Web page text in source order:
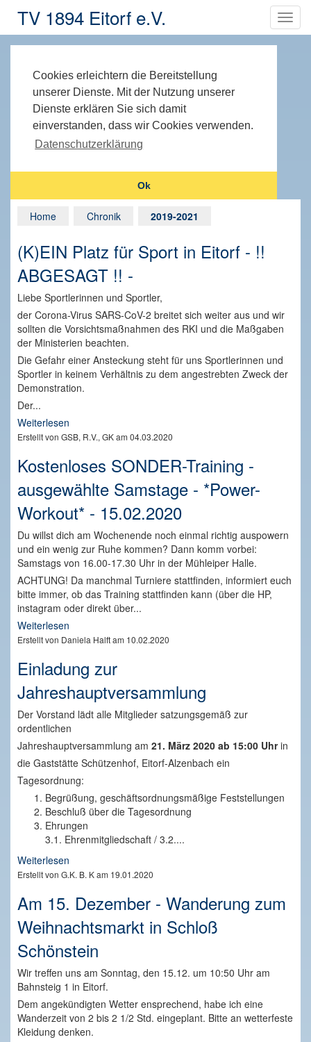
TV 1894 Eitorf e.V.
Cookies erleichtern die Bereitstellung
unserer Dienste. Mit der Nutzung unserer
Dienste erklären Sie sich damit
einverstanden, dass wir Cookies verwenden.
Datenschutzerklärung
Ok
Home Chronik 2019-2021
(K)EIN Platz für Sport in Eitorf - !!
ABGESAGT !! -
Liebe Sportlerinnen und Sportler,
der Corona-Virus SARS-CoV-2 breitet sich weiter aus und wir
sollten die Vorsichtsmaßnahmen des RKI und die Maßgaben
der Ministerien beachten.
Die Gefahr einer Ansteckung steht für uns Sportlerinnen und
Sportler in keinem Verhältnis zu dem angestrebten Zweck der
Demonstration.
Der...
Weiterlesen
Erstellt von GSB, R.V., GK am 04.03.2020
Kostenloses SONDER-Training -
ausgewählte Samstage - *Power-
Workout* - 15.02.2020
Du willst dich am Wochenende noch einmal richtig auspowern
und ein wenig zur Ruhe kommen? Dann komm vorbei:
Samstags von 16.00-17.30 Uhr in der Mühleiper Halle.
ACHTUNG! Da manchmal Turniere stattfinden, informiert euch
bitte immer, ob das Training stattfinden kann (über die HP,
instagram oder direkt über...
Weiterlesen
Erstellt von Daniela Halft am 10.02.2020
Einladung zur
Jahreshauptversammlung
Der Vorstand lädt alle Mitglieder satzungsgemäß zur
ordentlichen
Jahreshauptversammlung am 21. März 2020 ab 15:00 Uhrin
die Gaststätte Schützenhof, Eitorf-Alzenbach ein
Tagesordnung:
Begrüßung, geschäftsordnungsmäßige Feststellungen
Beschluß über die Tagesordnung
Ehrungen
3.1. Ehrenmitgliedschaft / 3.2....
Weiterlesen
Erstellt von G.K. B. K am 19.01.2020
Am 15. Dezember - Wanderung zum
Weihnachtsmarkt in Schloß
Schönstein
Wir treffen uns am Sonntag, den 15.12. um 10:50 Uhr am
Bahnsteig 1 in Eitorf.
Dem angekündigten Wetter ensprechend, habe ich eine
Wanderzeit von 2 bis 2 1/2 Std. eingeplant. Bitte an wetterfeste
Kleidung denken.